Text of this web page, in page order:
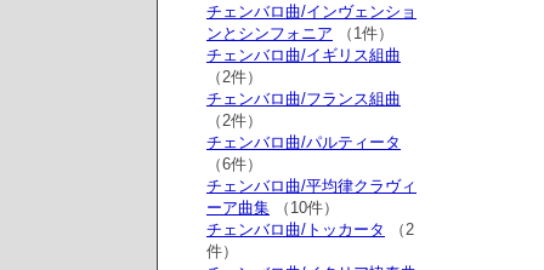
チェンバロ曲/インヴェンショ
ンとシンフォニア （1件）
チェンバロ曲/イギリス組曲
（2件）
チェンバロ曲/フランス組曲
（2件）
チェンバロ曲/パルティータ
（6件）
チェンバロ曲/平均律クラヴィ
ーア曲集 （10件）
チェンバロ曲/トッカータ
（2
件）